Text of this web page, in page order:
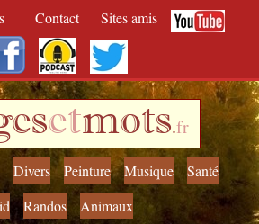
Contact Sites amis
etmots.fr
Divers Peinture Musique
Santé
Randos Animaux